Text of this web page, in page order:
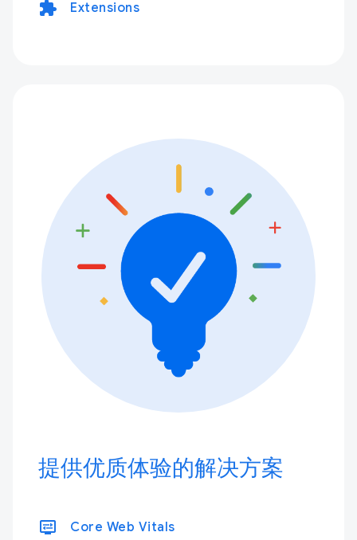
extension Extensions
提供优质体验的解决方案
display_settings Core Web Vitals